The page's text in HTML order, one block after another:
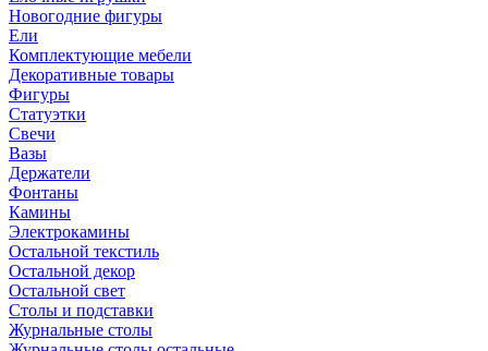
Новогодние фигуры
Ели
Комплектующие мебели
Декоративные товары
Фигуры
Статуэтки
Свечи
Вазы
Держатели
Фонтаны
Камины
Электрокамины
Остальной текстиль
Остальной декор
Остальной свет
Столы и подставки
Журнальные столы